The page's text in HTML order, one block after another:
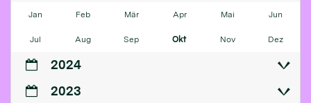
Jan Feb Mär Apr Mai Jun
Jul Aug Sep Okt Nov Dez
2024
2023